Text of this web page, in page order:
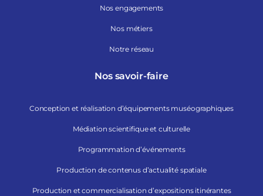
Nos engagements
Nos métiers
Notre réseau
Nos savoir-faire
Conception et réalisation d’équipements muséographiques
Médiation scientifique et culturelle
Programmation d’événements
Production de contenus d’actualité spatiale
Production et commercialisation d’expositions itinérantes